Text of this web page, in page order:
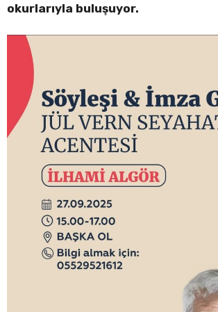
okurlarıyla buluşuyor.